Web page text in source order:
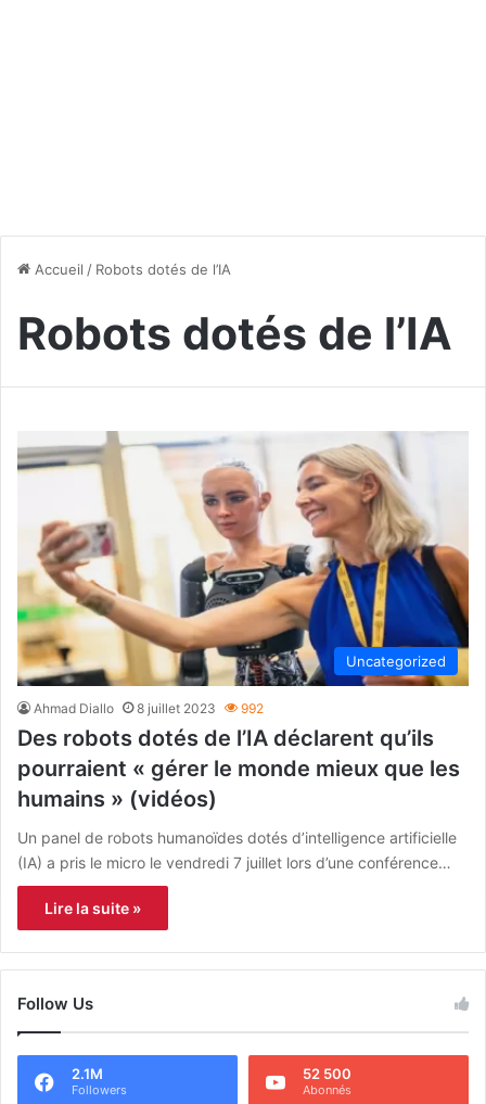
Accueil / Robots dotés de l’IA
Robots dotés de l’IA
Uncategorized
Ahmad Diallo 8 juillet 2023 992
Des robots dotés de l’IA déclarent qu’ils
pourraient « gérer le monde mieux que les
humains » (vidéos)
Un panel de robots humanoïdes dotés d’intelligence artificielle
(IA) a pris le micro le vendredi 7 juillet lors d’une conférence…
Lire la suite »
Follow Us
2.1M
Followers
52 500
Abonnés